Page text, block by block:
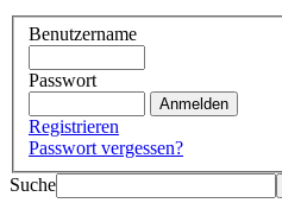
Benutzername
Passwort
Registrieren
Passwort vergessen?
Suche